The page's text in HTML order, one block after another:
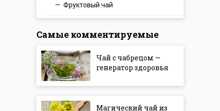
Фруктовый чай
Самые комментируемые
Чай с чабрецом —
генератор здоровья
Магический чай из